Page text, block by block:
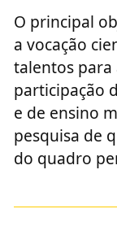
O principal
a vocação
talentos para
participação
e de ensino
pesquisa de
do quadro